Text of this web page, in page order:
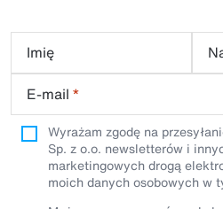
Imię
E-mail *
Wyrażam zgodę na
Sp. z o.o. newsletterów i
marketingowych drogą
moich danych osobowych w